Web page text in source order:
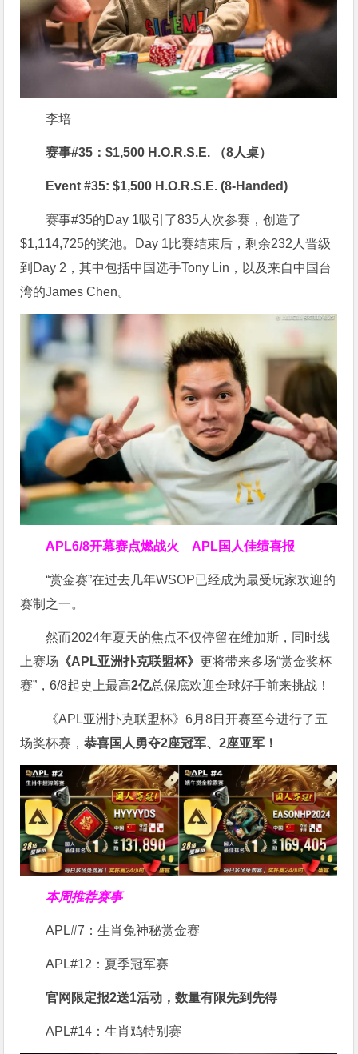
李培
赛事#35：$1,500 H.O.R.S.E. （8人桌）
Event #35: $1,500 H.O.R.S.E. (8-Handed)
赛事#35的Day 1吸引了835人次参赛，创造了
$1,114,725的奖池。Day 1比赛结束后，剩余232人晋级
到Day 2，其中包括中国选手Tony Lin，以及来自中国台
湾的James Chen。
APL6/8开幕赛点燃战火 APL国人佳绩喜报
“赏金赛”在过去几年WSOP已经成为最受玩家欢迎的
赛制之一。
然而2024年夏天的焦点不仅停留在维加斯，同时线
上赛场 《APL亚洲扑克联盟杯》更将带来多场“赏金奖杯
赛”，6/8起史上最高2亿总保底欢迎全球好手前来挑战！
《APL亚洲扑克联盟杯》6月8日开赛至今进行了五
场奖杯赛，恭喜国人勇夺2座冠军、2座亚军！
本周推荐赛事
APL#7：生肖兔神秘赏金赛
APL#12：夏季冠军赛
官网限定报2送1活动，数量有限先到先得
APL#14：生肖鸡特别赛